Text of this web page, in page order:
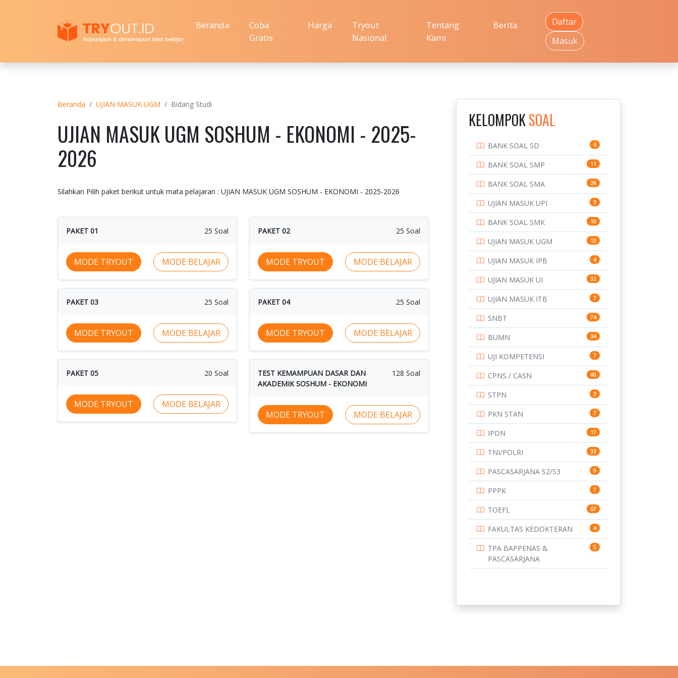
Beranda
Coba
Gratis
Harga
Tryout
Nasional
Tentang
Kami
Berita
Daftar
Masuk
Beranda UJIAN MASUK UGM Bidang Studi
UJIAN MASUK UGM SOSHUM - EKONOMI - 2025-
2026
Silahkan Pilih paket berikut untuk mata pelajaran : UJIAN MASUK UGM SOSHUM - EKONOMI - 2025-2026
PAKET 01 25 Soal
MODE TRYOUT MODE BELAJAR
PAKET 02 25 Soal
MODE TRYOUT MODE BELAJAR
PAKET 03 25 Soal
MODE TRYOUT MODE BELAJAR
PAKET 04 25 Soal
MODE TRYOUT MODE BELAJAR
PAKET 05 20 Soal
MODE TRYOUT MODE BELAJAR
TEST KEMAMPUAN DASAR DAN
AKADEMIK SOSHUM - EKONOMI
128 Soal
MODE TRYOUT MODE BELAJAR
KELOMPOKSOAL
BANK SOAL SD 6
BANK SOAL SMP 11
BANK SOAL SMA 28
UJIAN MASUK UPI 3
BANK SOAL SMK 10
UJIAN MASUK UGM 13
UJIAN MASUK IPB 4
UJIAN MASUK UI 32
UJIAN MASUK ITB 7
SNBT 74
BUMN 34
UJI KOMPETENSI 7
CPNS / CASN 60
STPN 3
PKN STAN 7
IPDN 17
TNI/POLRI 33
PASCASARJANA S2/S3 9
PPPK 7
TOEFL 67
FAKULTAS KEDOKTERAN 4
TPA BAPPENAS &
PASCASARJANA
5